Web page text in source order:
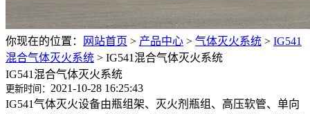
你现在的位置： 网站首页 > 产品中心 > 气体灭火系统 > IG541
混合气体灭火系统 > IG541混合气体灭火系统
IG541混合气体灭火系统
更新时间： 2021-10-28 16:25:43
IG541气体灭火设备由瓶组架、灭火剂瓶组、高压软管、单向